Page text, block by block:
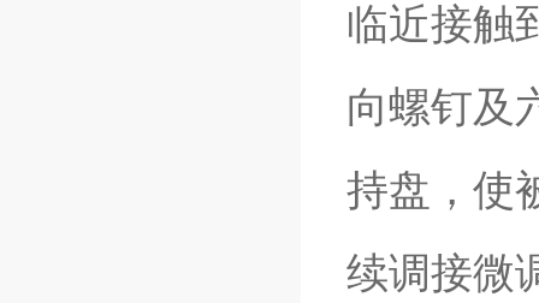
临近接触
向螺钉及
持盘，使
续调接微